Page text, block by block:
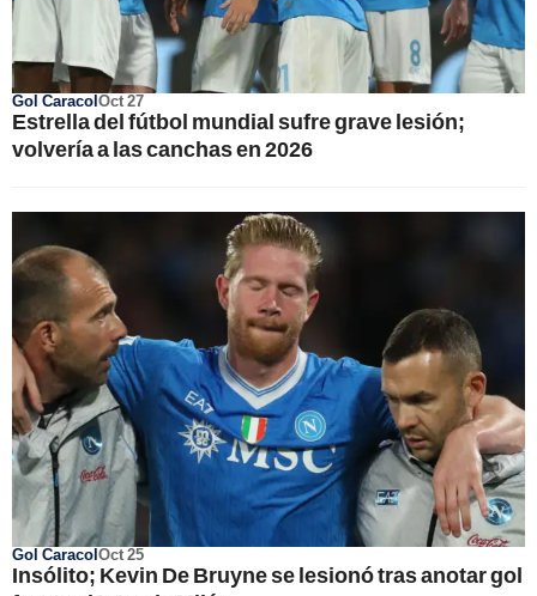
Gol CaracolOct 27
Estrella del fútbol mundial sufre grave lesión;
volvería a las canchas en 2026
Gol CaracolOct 25
Insólito; Kevin De Bruyne se lesionó tras anotar gol